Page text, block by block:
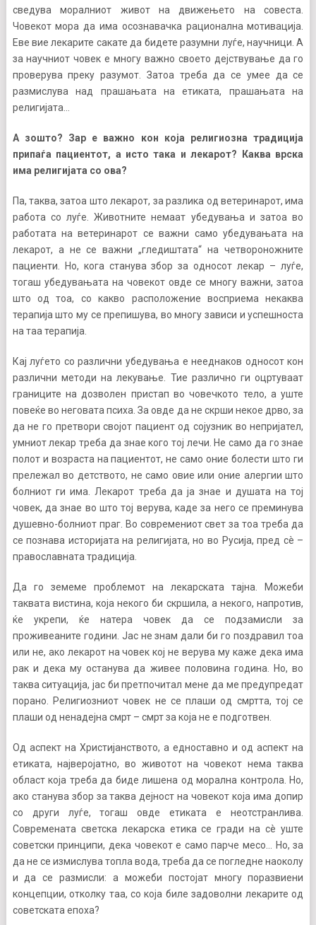
сведува моралниот живот на движењето на совеста.
Човекот мора да има осознавачка рационална мотивација.
Еве вие лекарите сакате да бидете разумни луѓе, научници. А
за научниот човек е многу важно своето дејствување да го
проверува преку разумот. Затоа треба да се умее да се
размислува над прашањата на етиката, прашањата на
религијата…
А зошто? Зар е важно кон која религиозна традиција
припаѓа пациентот, а исто така и лекарот? Каква врска
има религијата со ова?
Па, таква, затоа што лекарот, за разлика од ветеринарот, има
работа со луѓе. Животните немаат убедувања и затоа во
работата на ветеринарот се важни само убедувањата на
лекарот, а не се важни „гледиштата“ на четвороножните
пациенти. Но, кога станува збор за односот лекар – луѓе,
тогаш убедувањата на човекот овде се многу важни, затоа
што од тоа, со какво расположение восприема некаква
терапија што му се препишува, во многу зависи и успешноста
на таа терапија.
Кај луѓето со различни убедувања е нееднаков односот кон
различни методи на лекување. Тие различно ги оцртуваат
границите на дозволен пристап во човечкото тело, а уште
повеќе во неговата психа. За овде да не скрши некое дрво, за
да не го претвори својот пациент од сојузник во непријател,
умниот лекар треба да знае кого тој лечи. Не само да го знае
полот и возраста на пациентот, не само оние болести што ги
прележал во детството, не само овие или оние алергии што
болниот ги има. Лекарот треба да ја знае и душата на тој
човек, да знае во што тој верува, каде за него се преминува
душевно-болниот праг. Во современиот свет за тоа треба да
се познава историјата на религијата, но во Русија, пред сè –
православната традиција.
Да го земеме проблемот на лекарската тајна. Можеби
таквата вистина, која некого би скршила, а некого, напротив,
ќе укрепи, ќе натера човек да се подзамисли за
проживеаните години. Јас не знам дали би го поздравил тоа
или не, ако лекарот на човек кој не верува му каже дека има
рак и дека му останува да живее половина година. Но, во
таква ситуација, јас би претпочитал мене да ме предупредат
порано. Религиозниот човек не се плаши од смртта, тој се
плаши од ненадејна смрт – смрт за која не е подготвен.
Од аспект на Христијанството, а едноставно и од аспект на
етиката, најверојатно, во животот на човекот нема таква
област која треба да биде лишена од морална контрола. Но,
ако станува збор за таква дејност на човекот која има допир
со други луѓе, тогаш овде етиката е неотстранлива.
Современата светска лекарска етика се гради на сè уште
советски принципи, дека човекот е само парче месо… Но, за
да не се измислува топла вода, треба да се погледне наоколу
и да се размисли: а можеби постојат многу поразвиени
концепции, отколку таа, со која биле задоволни лекарите од
советската епоха?